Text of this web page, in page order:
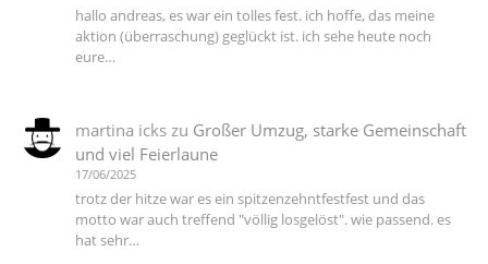
hallo andreas, es war ein tolles fest. ich hoffe, das meine
aktion (überraschung) geglückt ist. ich sehe heute noch
eure…
martina ickszu Großer Umzug, starke Gemeinschaft
und viel Feierlaune
17/06/2025
trotz der hitze war es ein spitzenzehntfestfest und das
motto war auch treffend "völlig losgelöst". wie passend. es
hat sehr…